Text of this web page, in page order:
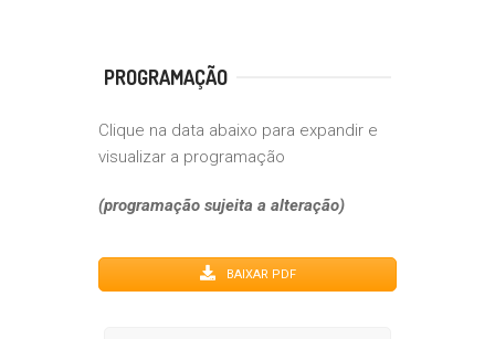
PROGRAMAÇÃO
Clique na data abaixo para expandir e
visualizar a programação
(programação sujeita a alteração)
BAIXAR PDF